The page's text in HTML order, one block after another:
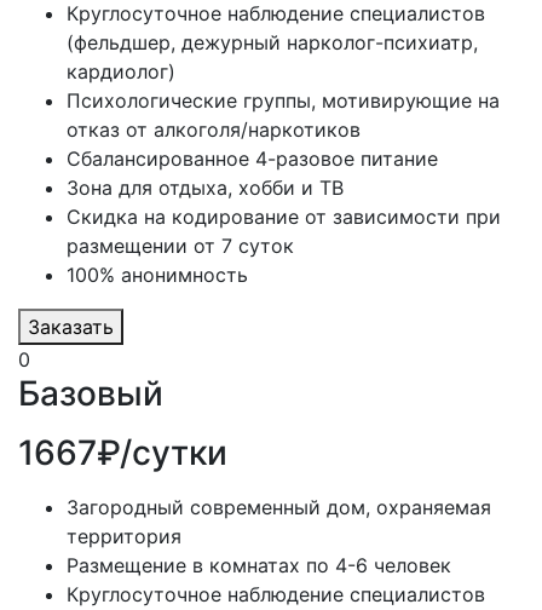
Круглосуточное наблюдение специалистов
(фельдшер, дежурный нарколог-психиатр,
кардиолог)
Психологические группы, мотивирующие на
отказ от алкоголя/наркотиков
Сбалансированное 4-разовое питание
Зона для отдыха, хобби и ТВ
Скидка на кодирование от зависимости при
размещении от 7 суток
100% анонимность
Заказать
0
Базовый
1667₽/сутки
Загородный современный дом, охраняемая
территория
Размещение в комнатах по 4-6 человек
Круглосуточное наблюдение специалистов